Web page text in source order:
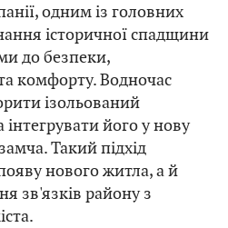
одним із головних
історичної спадщини
до безпеки,
комфорту. Водночас
ізольований
його у нову
Такий підхід
нового житла, а й
зв'язків району з